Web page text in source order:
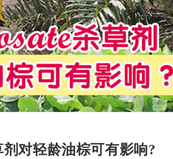
对轻龄油棕可有影响?